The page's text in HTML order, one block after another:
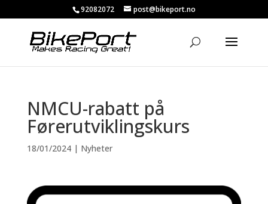
92082072 post@bikeport.no
NMCU-rabatt på
Førerutviklingskurs
18/01/2024| Nyheter